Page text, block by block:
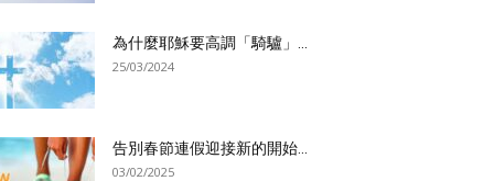
為什麼耶穌要高調「騎驢」...
25/03/2024
告別春節連假迎接新的開始...
03/02/2025